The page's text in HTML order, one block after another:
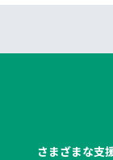
さまざまな支